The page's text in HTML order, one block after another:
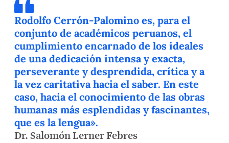
Rodolfo Cerrón-Palomino es, para el
conjunto de académicos peruanos, el
cumplimiento encarnado de los ideales
de una dedicación intensa y exacta,
perseverante y desprendida, crítica y a
la vez caritativa hacia el saber. En este
caso, hacia el conocimiento de las obras
humanas más esplendidas y fascinantes,
que es la lengua».
Dr. Salomón Lerner Febres